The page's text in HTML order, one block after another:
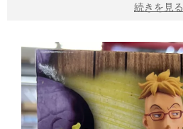
続きを見る